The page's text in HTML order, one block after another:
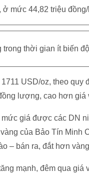
ở mức 44,82 triệu
trong thời gian ít biến
USD/oz, theo quy
lượng, cao hơn giá
giá được các DN
của Bảo Tín Minh
– bán ra, đắt hơn
mạnh, đêm qua giá